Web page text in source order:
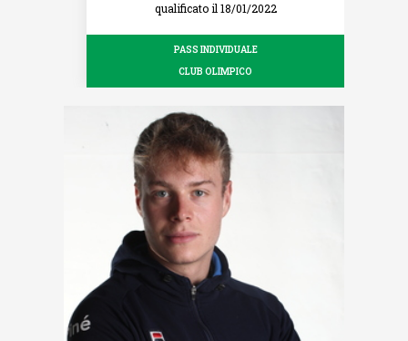
qualificato il 18/01/2022
PASS INDIVIDUALE
CLUB OLIMPICO